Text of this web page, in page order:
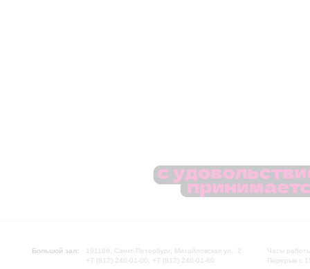
Большой зал:
191186, Санкт-Петербург, Михайловская ул., 2
+7 (812) 240-01-00, +7 (812) 240-01-80
Часы
Перерыв с